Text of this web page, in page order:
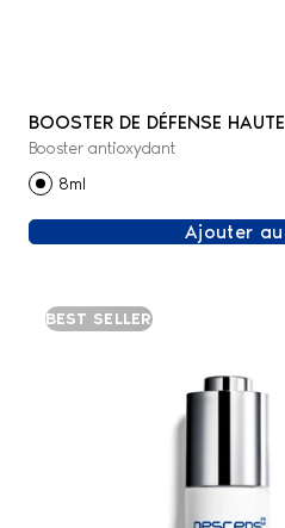
BOOSTER DE DÉFENSE
Booster antioxydant
8ml
Ajouter
BEST SELLER